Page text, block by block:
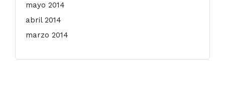
mayo 2014
abril 2014
marzo 2014